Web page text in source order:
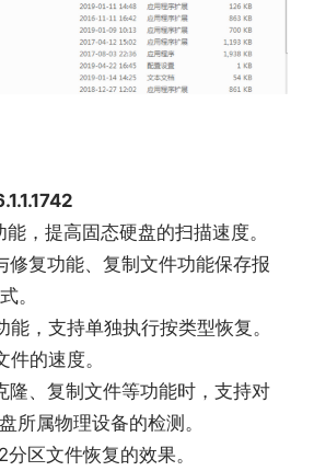
提高固态硬盘的扫描速度。
复功能、复制文件功能保存报
。
，支持单独执行按类型恢复。
的速度。
、复制文件等功能时，支持对
所属物理设备的检测。
区文件恢复的效果。